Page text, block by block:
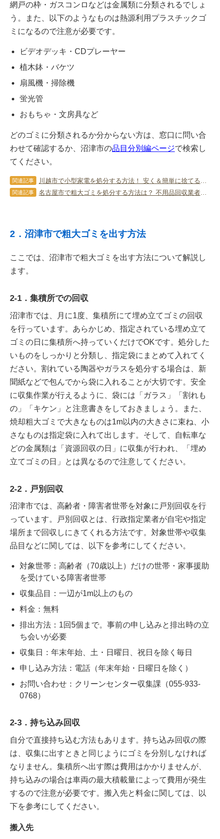
網戸の枠・ガスコンロなどは金属類に分類されるでしょ
う。また、以下のようなものは熱源利用プラスチックゴ
ミになるので注意が必要です。
ビデオデッキ・CDプレーヤー
植木鉢・バケツ
扇風機・掃除機
蛍光管
おもちゃ・文房具など
どのゴミに分類されるか分からない方は、窓口に問い合
わせて確認するか、沼津市の品目分別編ページで検索し
てください。
関連記事 川越市で小型家電を処分する方法！ 安く＆簡単に捨てるコツを解説！
関連記事 名古屋市で粗大ゴミを処分する方法は？ 不用品回収業者に依頼する方法も紹介
2．沼津市で粗大ゴミを出す方法
ここでは、沼津市で粗大ゴミを出す方法について解説し
ます。
2-1．集積所での回収
沼津市では、月に1度、集積所にて埋め立てゴミの回収
を行っています。あらかじめ、指定されている埋め立て
ゴミの日に集積所へ持っていくだけでOKです。処分した
いものをしっかりと分類し、指定袋にまとめて入れてく
ださい。割れている陶器やガラスを処分する場合は、新
聞紙などで包んでから袋に入れることが大切です。安全
に収集作業が行えるように、袋には「ガラス」「割れも
の」「キケン」と注意書きをしておきましょう。また、
焼却粗大ゴミで大きなものは1m以内の大きさに束ね、小
さなものは指定袋に入れて出します。そして、自転車な
どの金属類は「資源回収の日」に収集が行われ、「埋め
立てゴミの日」とは異なるので注意してください。
2-2．戸別回収
沼津市では、高齢者・障害者世帯を対象に戸別回収を行
っています。戸別回収とは、行政指定業者が自宅や指定
場所まで回収しにきてくれる方法です。対象世帯や収集
品目などに関しては、以下を参考にしてください。
対象世帯：高齢者（70歳以上）だけの世帯・家事援助
を受けている障害者世帯
収集品目：一辺が1m以上のもの
料金：無料
排出方法：1回5個まで。事前の申し込みと排出時の立
ち会いが必要
収集日：年末年始、土・日曜日、祝日を除く毎日
申し込み方法：電話（年末年始・日曜日を除く）
お問い合わせ：クリーンセンター収集課（055-933-
0768）
2-3．持ち込み回収
自分で直接持ち込む方法もあります。持ち込み回収の際
は、収集に出すときと同じようにゴミを分別しなければ
なりません。集積所へ出す際は費用はかかりませんが、
持ち込みの場合は車両の最大積載量によって費用が発生
するので注意が必要です。搬入先と料金に関しては、以
下を参考にしてください。
搬入先